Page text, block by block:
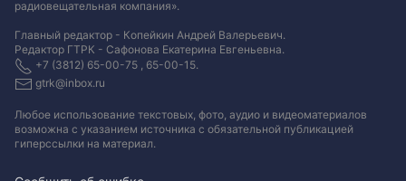
радиовещательная компания».
Главный редактор - Копейкин Андрей Валерьевич.
Редактор ГТРК - Сафонова Екатерина Евгеньевна.
+7 (3812) 65-00-75 , 65-00-15.
gtrk@inbox.ru
Любое использование текстовых, фото, аудио и видеоматериалов
возможна с указанием источника с обязательной публикацией
гиперссылки на материал.